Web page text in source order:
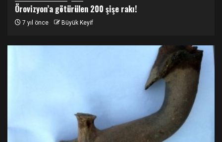
Örovizyon’a götürülen 200 şişe rakı!
7 yıl önce Büyük Keyif